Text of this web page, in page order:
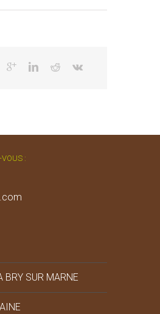
VOUS :
BRY SUR MARNE